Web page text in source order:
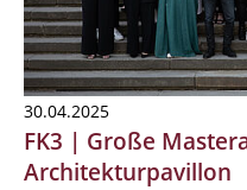
30.04.2025
FK3 | Große
Architekturpavillon